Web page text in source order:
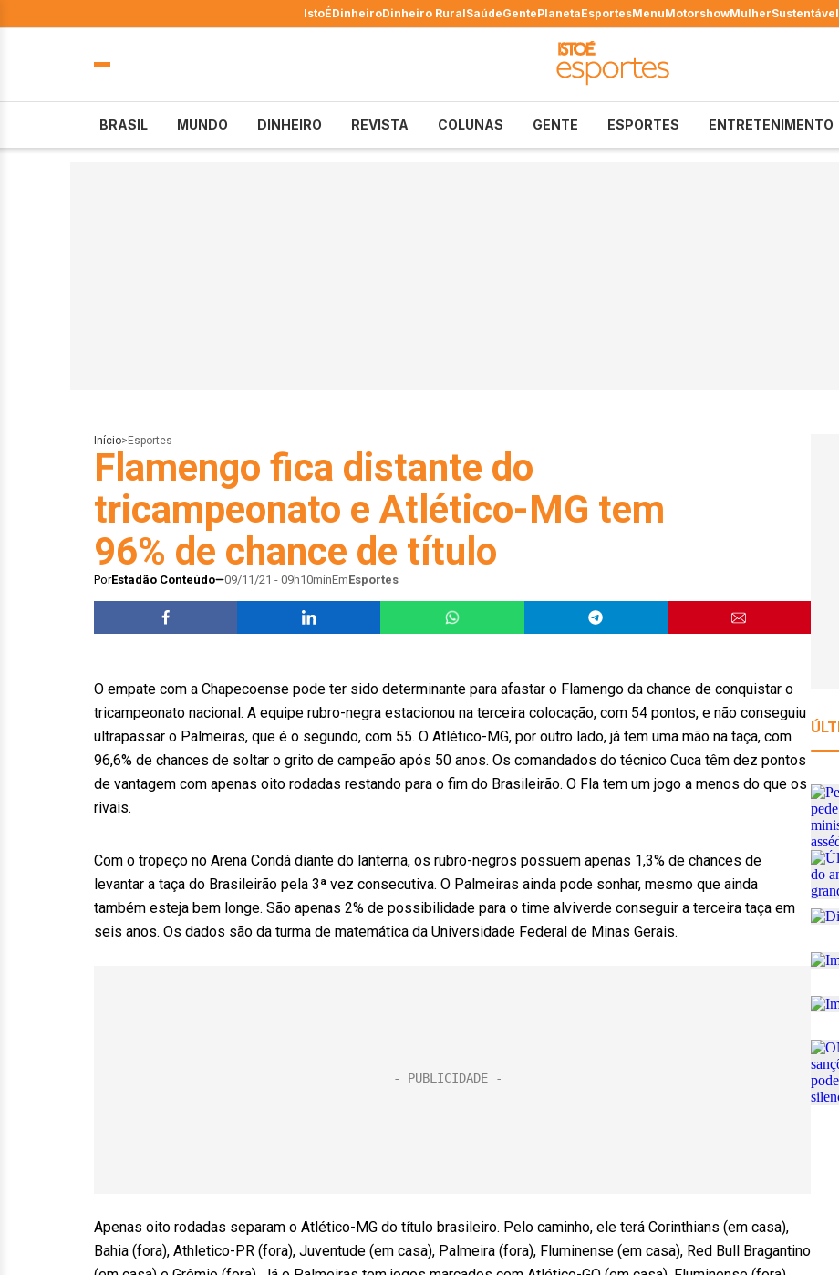
IstoÉDinheiroDinheiro RuralSaúdeGentePlanetaEsportesMenuMotorshowMulherSustentável
BRASIL MUNDO DINHEIRO REVISTA COLUNAS GENTE ESPORTES ENTRETENIMENTO
Início> Esportes
Flamengo fica distante do
tricampeonato e Atlético-MG tem
96% de chance de título
PorEstadão Conteúdo 09/11/21 - 09h10minEmEsportes
O empate com a Chapecoense pode ter sido determinante para afastar o Flamengo da chance de conquistar o
tricampeonato nacional. A equipe rubro-negra estacionou na terceira colocação, com 54 pontos, e não conseguiu
ultrapassar o Palmeiras, que é o segundo, com 55. O Atlético-MG, por outro lado, já tem uma mão na taça, com
96,6% de chances de soltar o grito de campeão após 50 anos. Os comandados do técnico Cuca têm dez pontos
de vantagem com apenas oito rodadas restando para o fim do Brasileirão. O Fla tem um jogo a menos do que os
rivais.
Com o tropeço no Arena Condá diante do lanterna, os rubro-negros possuem apenas 1,3% de chances de
levantar a taça do Brasileirão pela 3ª vez consecutiva. O Palmeiras ainda pode sonhar, mesmo que ainda
também esteja bem longe. São apenas 2% de possibilidade para o time alviverde conseguir a terceira taça em
seis anos. Os dados são da turma de matemática da Universidade Federal de Minas Gerais.
Apenas oito rodadas separam o Atlético-MG do título brasileiro. Pelo caminho, ele terá Corinthians (em casa),
Bahia (fora), Athletico-PR (fora), Juventude (em casa), Palmeira (fora), Fluminense (em casa), Red Bull Bragantino